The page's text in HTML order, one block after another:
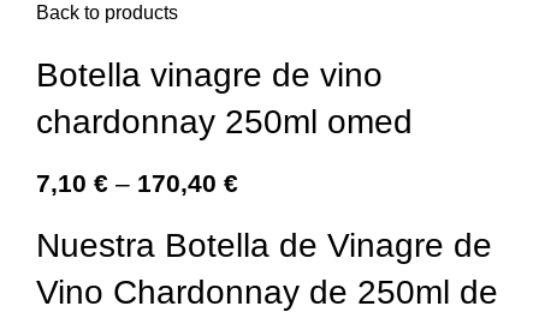
Back to products
Botella vinagre de vino
chardonnay 250ml omed
7,10 € – 170,40 €
Nuestra Botella de Vinagre de
Vino Chardonnay de 250ml de